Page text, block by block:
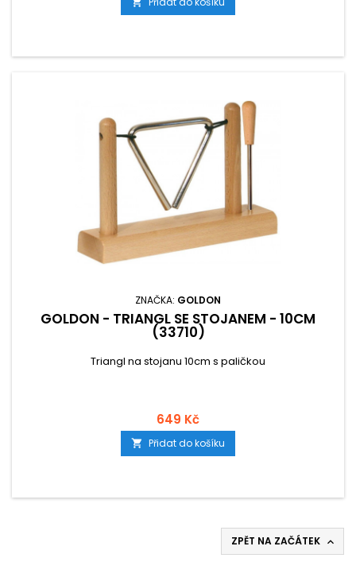
ZNAČKA: GOLDON
GOLDON - TRIANGL SE STOJANEM - 10CM
(33710)
Triangl na stojanu 10cm s paličkou
649 Kč
 Přidat do košíku
ZPĚT NA ZAČÁTEK 